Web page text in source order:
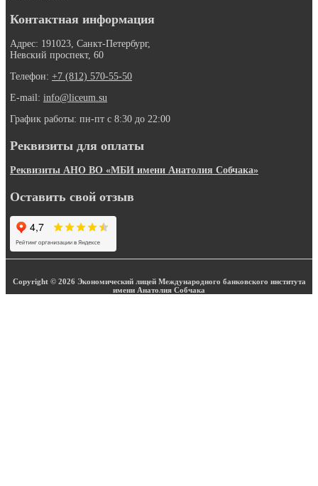
Контактная информация
Адрес: 191023, Санкт-Петербург,
Невский проспект, 60
Телефон: +7 (812) 570-55-50
E-mail: info@liceum.su
График работы: пн-пт с 8:30 до 22:00
Реквизиты для оплаты
Реквизиты АНО ВО «МБИ имени Анатолия Собчака»
Оставить свой отзыв
Copyright © 2026 Экономический лицей Международного банковского института
имени Анатолия Собчака